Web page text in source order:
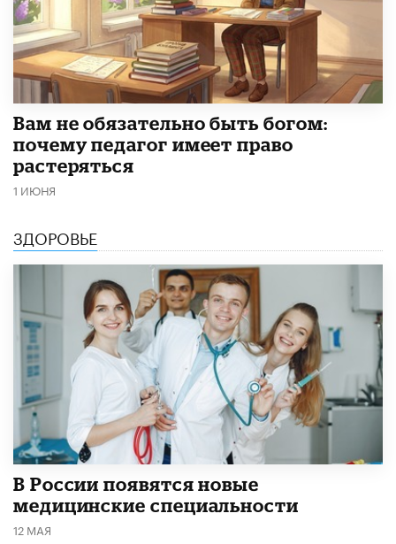
​Вам не обязательно быть богом:
почему педагог имеет право
растеряться
1 ИЮНЯ
ЗДОРОВЬЕ
В России появятся новые
медицинские специальности
12 МАЯ